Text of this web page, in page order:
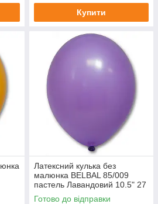
Купити
Латексний кулька без
малюнка BELBAL 85/009
пастель Лавандовий 10.5" 27
см
Готово до відправки